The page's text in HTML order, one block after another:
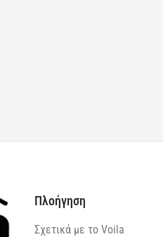
Πλοήγηση
Σχετικά με το Voila